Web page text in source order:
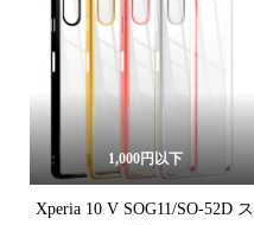
1,000円以下
Xperia 10 V SOG11/SO-52D ス